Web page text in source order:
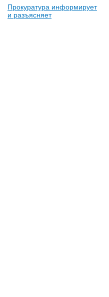
Прокуратура информирует
и разъясняет